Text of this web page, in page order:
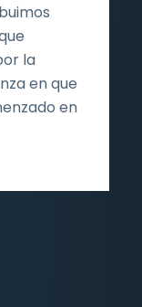
la
en que
en